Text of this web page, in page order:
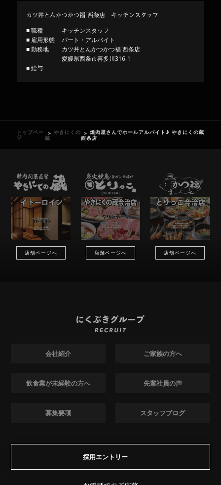
カツ丼とんかつかつ福 西条店 キッチンスタッフ
■ 職種
キッチンスタッフ
■ 雇用形態
パート・アルバイト
■ 勤務地
カツ丼とんかつかつ福 西条店
愛媛県西条市喜多川316-1
■ 給与
トップペー
ジ
やきにくの
蔵
焼肉屋さんでホールアルバイト♪ やきにくの蔵
西条店
店舗ページへ 店舗ページへ 店舗ページへ
会社紹介 ご家族の方へ
飲食業が未経験の方へ 先輩社員の声
募集要項 スタッフブログ
採用エントリー